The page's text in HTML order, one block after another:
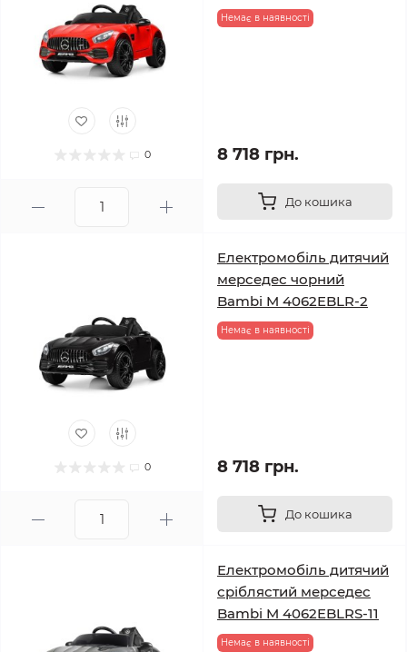
0
Немає в наявності
8 718 грн.
До кошика
0
Електромобіль дитячий
мерседес чорний
Bambi M 4062EBLR-2
Немає в наявності
8 718 грн.
До кошика
Електромобіль дитячий
сріблястий мерседес
Bambi M 4062EBLRS-11
Немає в наявності